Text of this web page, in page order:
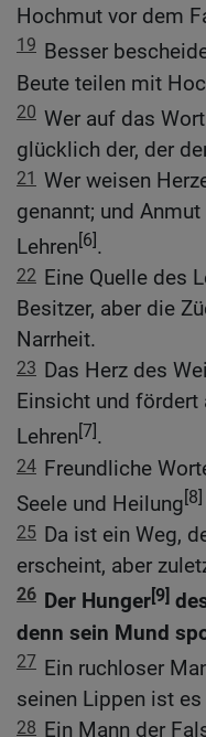
Hochmut vor dem
19 Besser
Beute teilen mit
20 Wer auf das
glücklich der, der
21 Wer weisen
genannt; und
Lehren[6].
22 Eine Quelle des
Besitzer, aber die
Narrheit.
23 Das Herz des
Einsicht und fördert
Lehren[7].
24 Freundliche
Seele und Heilung[8]
25 Da ist ein Weg,
erscheint, aber
26 Der Hunger[9]
denn sein Mund
27 Ein ruchloser
seinen Lippen ist
28 Ein Mann der